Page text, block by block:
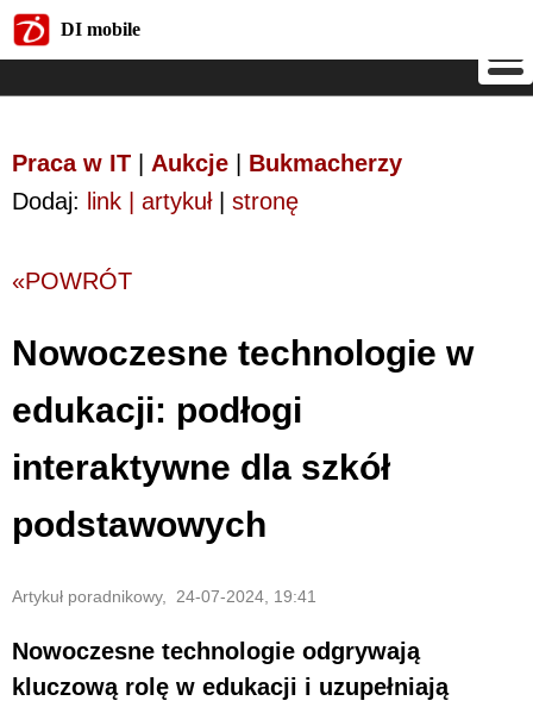
DI mobile
Praca w IT Aukcje
Bukmacherzy
Dodaj: link | artykuł| stronę
«POWRÓT
Nowoczesne technologie w
edukacji: podłogi
interaktywne dla szkół
podstawowych
Artykuł poradnikowy, 24-07-2024, 19:41
Nowoczesne technologie odgrywają
kluczową rolę w edukacji i uzupełniają
DI mobile